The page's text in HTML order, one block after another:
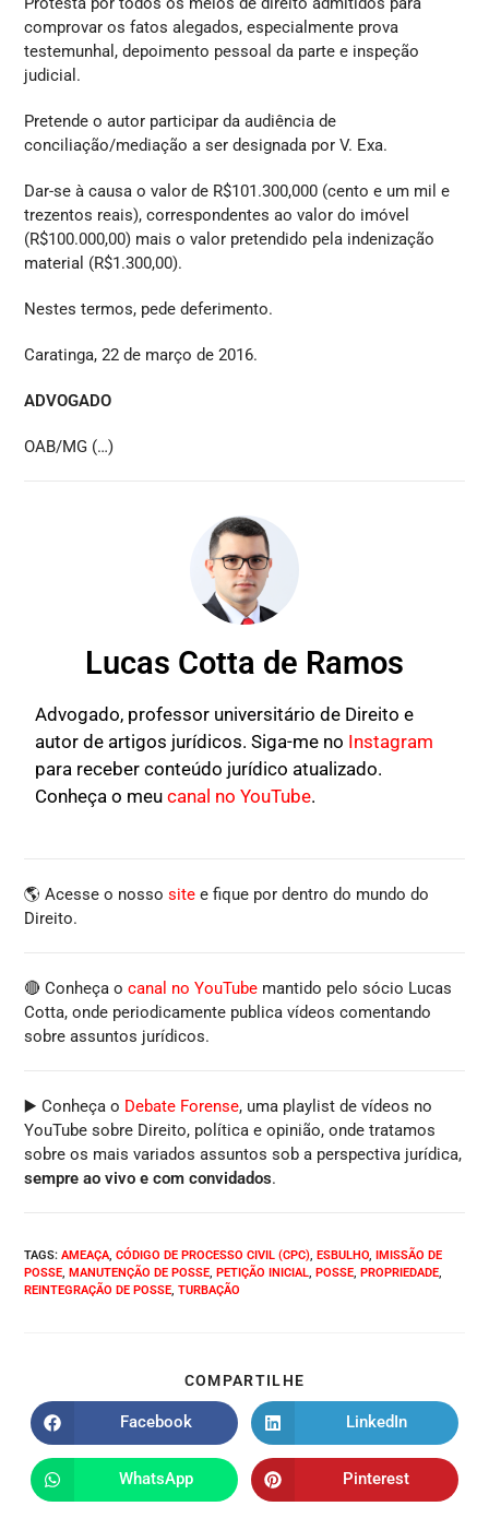
comprovar os fatos alegados, especialmente prova
testemunhal, depoimento pessoal da parte e inspeção
judicial.
Pretende o autor participar da audiência de
conciliação/mediação a ser designada por V. Exa.
Dar-se à causa o valor de R$101.300,000 (cento e um mil e
trezentos reais), correspondentes ao valor do imóvel
(R$100.000,00) mais o valor pretendido pela indenização
material (R$1.300,00).
Nestes termos, pede deferimento.
Caratinga, 22 de março de 2016.
ADVOGADO
OAB/MG (…)
Lucas Cotta de Ramos
Advogado, professor universitário de Direito e
autor de artigos jurídicos. Siga-me no Instagram
para receber conteúdo jurídico atualizado.
Conheça o meucanal no YouTube.
🌎 Acesse o nossosite e fique por dentro do mundo do
Direito.
🔴 Conheça ocanal no YouTube mantido pelo sócio Lucas
Cotta, onde periodicamente publica vídeos comentando
sobre assuntos jurídicos.
▶️ Conheça o Debate Forense, uma playlist de vídeos no
YouTube sobre Direito, política e opinião, onde tratamos
sobre os mais variados assuntos sob a perspectiva jurídica,
sempre ao vivo e com convidados.
TAGS:AMEAÇA, CÓDIGO DE PROCESSO CIVIL (CPC), ESBULHO, IMISSÃO DE
POSSE, MANUTENÇÃO DE POSSE, PETIÇÃO INICIAL, POSSE, PROPRIEDADE,
REINTEGRAÇÃO DE POSSE, TURBAÇÃO
COMPARTILHE
Facebook LinkedIn
WhatsApp Pinterest